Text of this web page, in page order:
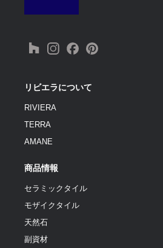
リビエラについて
RIVIERA
TERRA
AMANE
商品情報
セラミックタイル
モザイクタイル
天然石
副資材